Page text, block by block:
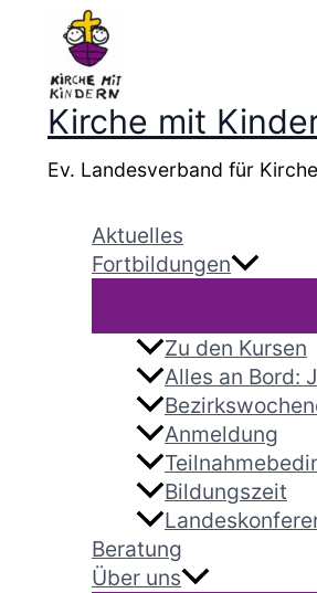
springen
Kirche mit
Ev. Landesverband für
Aktuelles
Fortbildungen
Zu den Kursen
Alles an Bord:
Anmeldung
Bildungszeit
Beratung
Über uns